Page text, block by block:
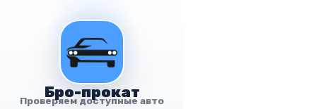
Бро-прокат
Проверяем доступные авто